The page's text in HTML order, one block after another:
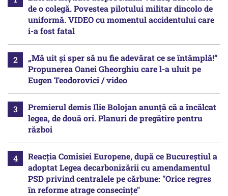
de o colegă. Povestea pilotului militar dincolo de
uniformă. VIDEO cu momentul accidentului care
i-a fost fatal
„Mă uit și sper să nu fie adevărat ce se întâmplă!“
Propunerea Oanei Gheorghiu care l-a uluit pe
Eugen Teodorovici / video
Premierul demis Ilie Bolojan anunță că a încălcat
legea, de două ori. Planuri de pregătire pentru
război
Reacția Comisiei Europene, după ce Bucureștiul a
adoptat Legea decarbonizării cu amendamentul
PSD privind centralele pe cărbune: "Orice regres
în reforme atrage consecințe"